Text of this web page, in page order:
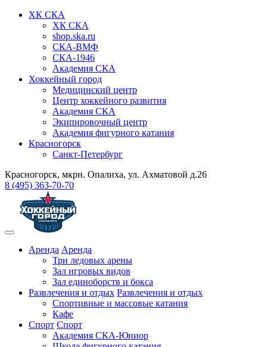
ХК СКА
ХК СКА
shop.ska.ru
СКА-ВМФ
СКА-1946
Академия СКА
Хоккейный город
Медицинский центр
Центр хоккейного развития
Академия СКА
Экипировочный центр
Академия фигурного катания
Красногорск
Санкт-Петербург
Красногорск, мкрн. Опалиха, ул. Ахматовой д.26
8 (495) 363-70-70
Аренда Аренда
Три ледовых арены
Зал игровых видов
Зал единоборств и бокса
Развлечения и отдых Развлечения и отдых
Спортивные и массовые катания
Кафе
Спорт Спорт
Академия СКА-Юниор